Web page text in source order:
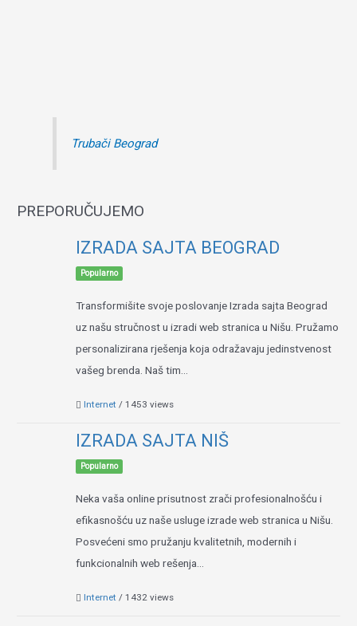
Trubači Beograd
PREPORUČUJEMO
IZRADA SAJTA BEOGRAD
Popularno
Transformišite svoje poslovanje Izrada sajta Beograd
uz našu stručnost u izradi web stranica u Nišu. Pružamo
personalizirana rješenja koja odražavaju jedinstvenost
vašeg brenda. Naš tim...
Internet / 1453 views
IZRADA SAJTA NIŠ
Popularno
Neka vaša online prisutnost zrači profesionalnošću i
efikasnošću uz naše usluge izrade web stranica u Nišu.
Posvećeni smo pružanju kvalitetnih, modernih i
funkcionalnih web rešenja...
Internet / 1432 views